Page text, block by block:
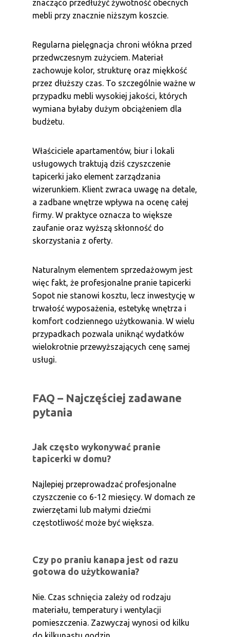
znacząco przedłużyć żywotność obecnych
mebli przy znacznie niższym koszcie.
Regularna pielęgnacja chroni włókna przed
przedwczesnym zużyciem. Materiał
zachowuje kolor, strukturę oraz miękkość
przez dłuższy czas. To szczególnie ważne w
przypadku mebli wysokiej jakości, których
wymiana byłaby dużym obciążeniem dla
budżetu.
Właściciele apartamentów, biur i lokali
usługowych traktują dziś czyszczenie
tapicerki jako element zarządzania
wizerunkiem. Klient zwraca uwagę na detale,
a zadbane wnętrze wpływa na ocenę całej
firmy. W praktyce oznacza to większe
zaufanie oraz wyższą skłonność do
skorzystania z oferty.
Naturalnym elementem sprzedażowym jest
więc fakt, że profesjonalne pranie tapicerki
Sopot nie stanowi kosztu, lecz inwestycję w
trwałość wyposażenia, estetykę wnętrza i
komfort codziennego użytkowania. W wielu
przypadkach pozwala uniknąć wydatków
wielokrotnie przewyższających cenę samej
usługi.
FAQ – Najczęściej zadawane
pytania
Jak często wykonywać pranie
tapicerki w domu?
Najlepiej przeprowadzać profesjonalne
czyszczenie co 6-12 miesięcy. W domach ze
zwierzętami lub małymi dziećmi
częstotliwość może być większa.
Czy po praniu kanapa jest od razu
gotowa do użytkowania?
Nie. Czas schnięcia zależy od rodzaju
materiału, temperatury i wentylacji
pomieszczenia. Zazwyczaj wynosi od kilku